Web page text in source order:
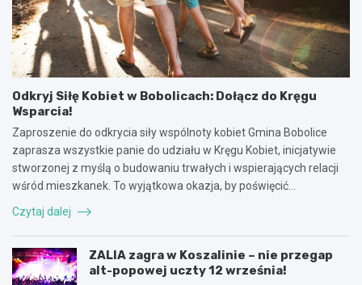
Odkryj Siłę Kobiet w Bobolicach: Dołącz do Kręgu
Wsparcia!
Zaproszenie do odkrycia siły wspólnoty kobiet Gmina Bobolice
zaprasza wszystkie panie do udziału w Kręgu Kobiet, inicjatywie
stworzonej z myślą o budowaniu trwałych i wspierających relacji
wśród mieszkanek. To wyjątkowa okazja, by poświęcić…
Czytaj dalej
ZALIA zagra w Koszalinie – nie przegap
alt-popowej uczty 12 września!